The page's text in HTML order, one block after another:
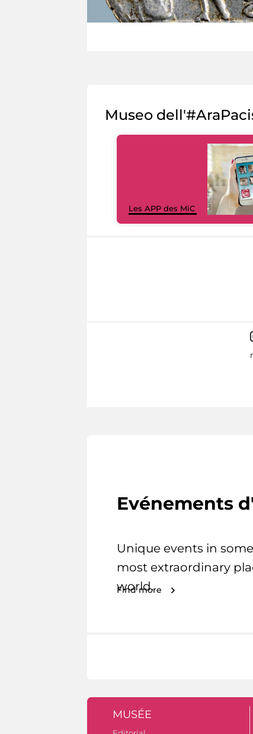
Museo
Les APP des MiC
Evénements
Unique events in
most extraordinary
world.
Find more
MUSÉE